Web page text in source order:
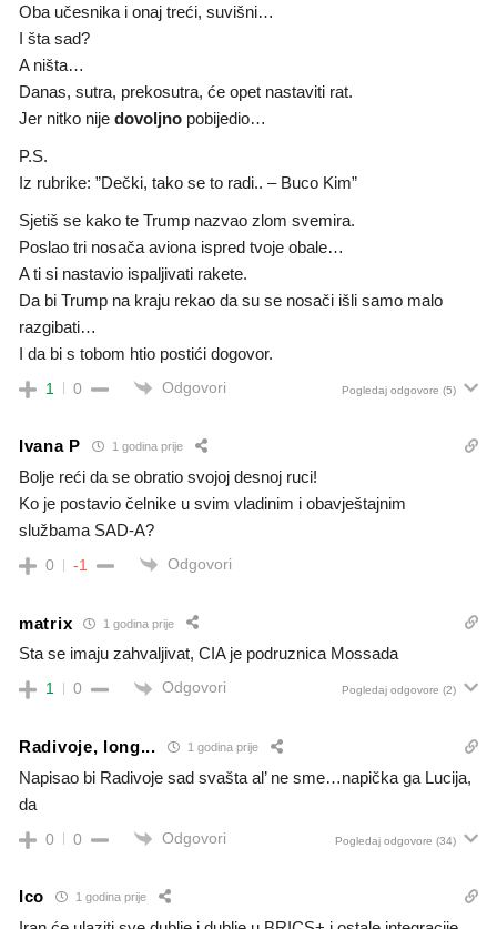
Oba učesnika i onaj treći, suvišni…
I šta sad?
A ništa…
Danas, sutra, prekosutra, će opet nastaviti rat.
Jer nitko nije dovoljno pobijedio…
P.S.
Iz rubrike: ”Dečki, tako se to radi.. – Buco Kim”
Sjetiš se kako te Trump nazvao zlom svemira.
Poslao tri nosača aviona ispred tvoje obale…
A ti si nastavio ispaljivati ​​rakete.
Da bi Trump na kraju rekao da su se nosači išli samo malo
razgibati…
I da bi s tobom htio postići dogovor.
1 0 Odgovori Pogledaj odgovore (5)
Ivana P 1 godina prije
Bolje reći da se obratio svojoj desnoj ruci!
Ko je postavio čelnike u svim vladinim i obavještajnim
službama SAD-A?
0 -1 Odgovori
matrix 1 godina prije
Sta se imaju zahvaljivat, CIA je podruznica Mossada
1 0 Odgovori Pogledaj odgovore (2)
Radivoje, long... 1 godina prije
Napisao bi Radivoje sad svašta al’ ne sme…napička ga Lucija,
da
0 0 Odgovori Pogledaj odgovore (34)
Ico 1 godina prije